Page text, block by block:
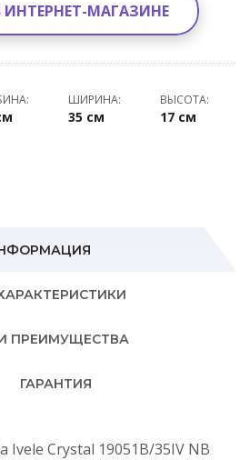
ИНТЕРНЕТ-МАГАЗИНЕ
ШИРИНА:
35 см
ВЫСОТА:
17 см
ПРЕИМУЩЕСТВА
ГАРАНТИЯ
Ivele Crystal 19051B/35IV NB